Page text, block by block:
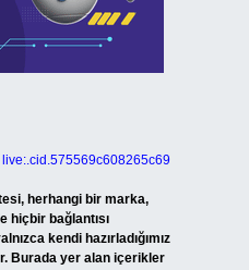
live:.cid.575569c608265c69
herhangi bir marka,
hiçbir bağlantısı
kendi hazırladığımız
Burada yer alan içerikler